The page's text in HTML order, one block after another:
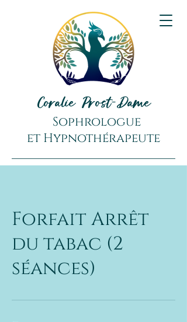
Coralie Prost-Dame
Sophrologue
et Hypnothérapeute
Forfait Arrêt
du tabac (2
séances)